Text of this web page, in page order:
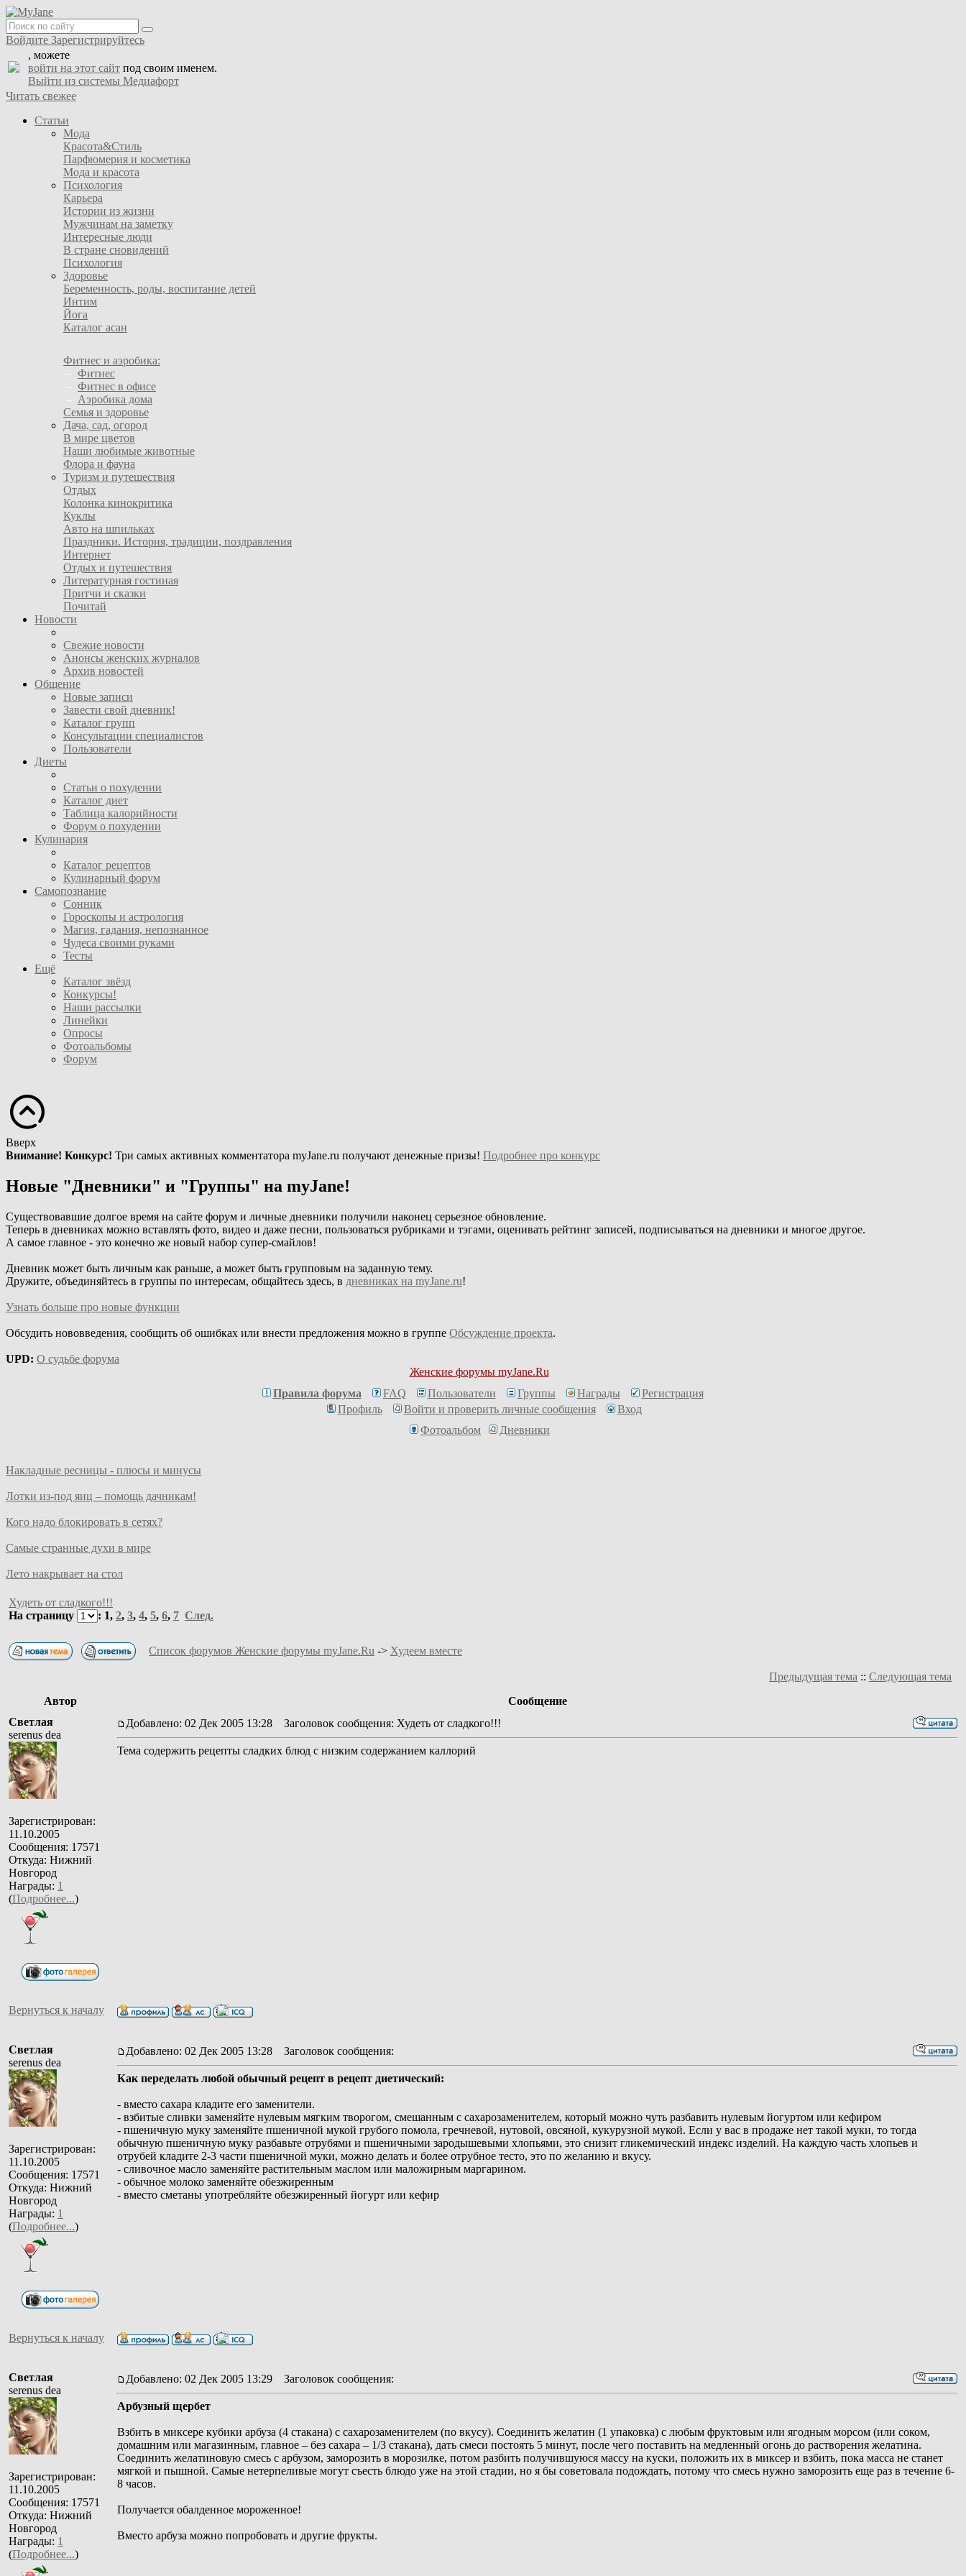
Войдите Зарегистрируйтесь
, можете
войти на этот сайт под своим именем.
Выйти из системы Медиафорт
Читать свежее
Статьи
Мода
Красота&Стиль
Парфюмерия и косметика
Мода и красота
Психология
Карьера
Истории из жизни
Мужчинам на заметку
Интересные люди
В стране сновидений
Психология
Здоровье
Беременность, роды, воспитание детей
Интим
Йога
Каталог асан
Фитнес и аэробика:
Фитнес
Фитнес в офисе
Аэробика дома
Семья и здоровье
Дача, сад, огород
В мире цветов
Наши любимые животные
Флора и фауна
Туризм и путешествия
Отдых
Колонка кинокритика
Куклы
Авто на шпильках
Праздники. История, традиции, поздравления
Интернет
Отдых и путешествия
Литературная гостиная
Притчи и сказки
Почитай
Новости
Свежие новости
Анонсы женских журналов
Архив новостей
Общение
Новые записи
Завести свой дневник!
Каталог групп
Консультации специалистов
Пользователи
Диеты
Статьи о похудении
Каталог диет
Таблица калорийности
Форум о похудении
Кулинария
Каталог рецептов
Кулинарный форум
Самопознание
Сонник
Гороскопы и астрология
Магия, гадания, непознанное
Чудеса своими руками
Тесты
Ещё
Каталог звёзд
Конкурсы!
Наши рассылки
Линейки
Опросы
Фотоальбомы
Форум
Вверх
Внимание! Конкурс! Три самых активных комментатора myJane.ru получают денежные призы! Подробнее про конкурс
Новые "Дневники" и "Группы" на myJane!
Существовавшие долгое время на сайте форум и личные дневники получили наконец серьезное обновление.
Теперь в дневниках можно вставлять фото, видео и даже песни, пользоваться рубриками и тэгами, оценивать рейтинг записей, подписываться на дневники и многое другое.
А самое главное - это конечно же новый набор супер-смайлов!
Дневник может быть личным как раньше, а может быть групповым на заданную тему.
Дружите, объединяйтесь в группы по интересам, общайтесь здесь, в дневниках на myJane.ru!
Узнать больше про новые функции
Обсудить нововведения, сообщить об ошибках или внести предложения можно в группе Обсуждение проекта.
UPD: О судьбе форума
Женские форумы myJane.Ru
Правила форума
FAQ Пользователи Группы Награды
Регистрация
Профиль
Войти и проверить личные сообщения
Вход
Фотоальбом
Дневники
Накладные ресницы - плюсы и минусы
Лотки из-под яиц – помощь дачникам!
Кого надо блокировать в сетях?
Самые странные духи в мире
Лето накрывает на стол
Худеть от сладкого!!!
На страницу
: 1, 2, 3, 4, 5, 6, 7 След.
Список форумов Женские форумы myJane.Ru -> Худеем вместе
Предыдущая тема :: Следующая тема
Автор
Сообщение
Светлая
serenus dea
Зарегистрирован:
11.10.2005
Сообщения: 17571
Откуда: Нижний
Новгород
Награды: 1
(Подробнее...)
Добавлено: 02 Дек 2005 13:28 Заголовок сообщения: Худеть от сладкого!!!
Тема содержить рецепты сладких блюд с низким содержанием каллорий
Вернуться к началу
Светлая
serenus dea
Зарегистрирован:
11.10.2005
Сообщения: 17571
Откуда: Нижний
Новгород
Награды: 1
(Подробнее...)
Добавлено: 02 Дек 2005 13:28 Заголовок сообщения:
Как переделать любой обычный рецепт в рецепт диетический:
- вместо сахара кладите его заменители.
- взбитые сливки заменяйте нулевым мягким творогом, смешанным с сахарозаменителем, который можно чуть разбавить нулевым йогуртом или кефиром
- пшеничную муку заменяйте пшеничной мукой грубого помола, гречневой, нутовой, овсяной, кукурузной мукой. Если у вас в продаже нет такой муки, то тогда
обычную пшеничную муку разбавьте отрубями и пшеничными зародышевыми хлопьями, это снизит гликемический индекс изделий. На каждую часть хлопьев и
отрубей кладите 2-3 части пшеничной муки, можно делать и более отрубное тесто, это по желанию и вкусу.
- сливочное масло заменяйте растительным маслом или маложирным маргарином.
- обычное молоко заменяйте обезжиренным
- вместо сметаны употребляйте обезжиренный йогурт или кефир
Вернуться к началу
Светлая
serenus dea
Зарегистрирован:
11.10.2005
Сообщения: 17571
Откуда: Нижний
Новгород
Награды: 1
(Подробнее...)
Добавлено: 02 Дек 2005 13:29 Заголовок сообщения:
Арбузный щербет
Взбить в миксере кубики арбуза (4 стакана) с сахарозаменителем (по вкусу). Соединить желатин (1 упаковка) с любым фруктовым или ягодным морсом (или соком,
домашним или магазинным, главное – без сахара – 1/3 стакана), дать смеси постоять 5 минут, после чего поставить на медленный огонь до растворения желатина.
Соединить желатиновую смесь с арбузом, заморозить в морозилке, потом разбить получившуюся массу на куски, положить их в миксер и взбить, пока масса не станет
мягкой и пышной. Самые нетерпеливые могут съесть блюдо уже на этой стадии, но я бы советовала подождать, потому что смесь нужно заморозить еще раз в течение 6-
8 часов.
Получается обалденное мороженное!
Вместо арбуза можно попробовать и другие фрукты.